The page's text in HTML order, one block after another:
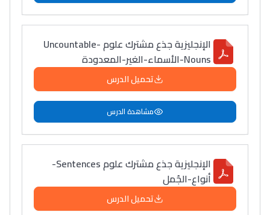
الإنجليزية جذع مشترك علوم Uncountable-
Nouns-الأسماء-الغير-المعدودة
تحميل الدرس
مشاهدة الدرس
الإنجليزية جذع مشترك علوم Sentences-
أنواع-الجُمل
تحميل الدرس